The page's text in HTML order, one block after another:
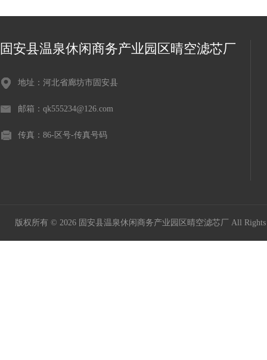
固安县温泉休闲商务产业园区晴空滤芯厂
地址：河北省廊坊市固安县
邮箱：qk555234@126.com
传真：86-区号-传真号码
版权所有 © 2026 固安县温泉休闲商务产业园区晴空滤芯厂 All